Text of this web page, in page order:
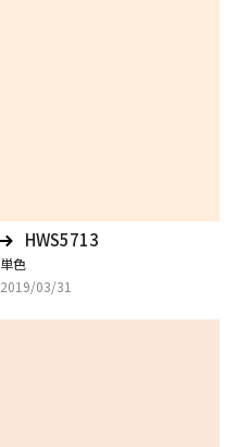
HWS5713
単色
2019/03/31